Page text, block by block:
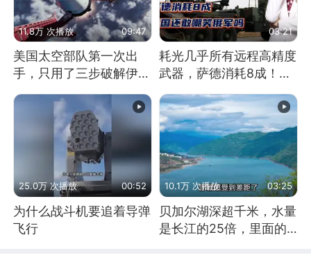
11.8万 次播放 09:47
美国太空部队第一次出
手，只用了三步破解伊朗
03:21
耗光几乎所有远程高精度
武器，萨德消耗8成！美
25.0万 次播放 00:52
为什么战斗机要追着导弹
飞行
10.1万 次播放 03:25
贝加尔湖深超千米，水量
是长江的25倍，里面的